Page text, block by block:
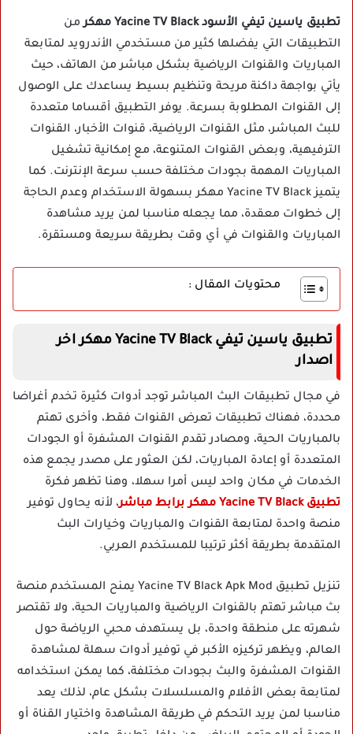
تطبيق ياسين تيفي الأسود Yacine TV Black مهكر
من
التطبيقات التي يفضلها كثير من مستخدمي الأندرويد لمتابعة
المباريات والقنوات الرياضية بشكل مباشر من الهاتف، حيث
يأتي بواجهة داكنة مريحة وتنظيم بسيط يساعدك على الوصول
إلى القنوات المطلوبة بسرعة. يوفر التطبيق أقساما متعددة
للبث المباشر، مثل القنوات الرياضية، قنوات الأخبار، القنوات
الترفيهية، وبعض القنوات المتنوعة، مع إمكانية تشغيل
المباريات المهمة بجودات مختلفة حسب سرعة الإنترنت. كما
يتميز Yacine TV Black مهكر بسهولة الاستخدام وعدم الحاجة
إلى خطوات معقدة، مما يجعله مناسبا لمن يريد مشاهدة
المباريات والقنوات في أي وقت بطريقة سريعة ومستقرة.
محتويات المقال :
تطبيق ياسين تيفي Yacine TV Black مهكر اخر
اصدار
في مجال تطبيقات البث المباشر توجد أدوات كثيرة تخدم أغراضا
محددة، فهناك تطبيقات تعرض القنوات فقط، وأخرى تهتم
بالمباريات الحية، ومصادر تقدم القنوات المشفرة أو الجودات
المتعددة أو إعادة المباريات، لكن العثور على مصدر يجمع هذه
الخدمات في مكان واحد ليس أمرا سهلا، وهنا تظهر فكرة
تطبيق Yacine TV Black مهكر برابط مباشر
، لأنه يحاول توفير
منصة واحدة لمتابعة القنوات والمباريات وخيارات البث
المتقدمة بطريقة أكثر ترتيبا للمستخدم العربي.
تنزيل تطبيق Yacine TV Black Apk Mod يمنح المستخدم منصة
بث مباشر تهتم بالقنوات الرياضية والمباريات الحية، ولا تقتصر
شهرته على منطقة واحدة، بل يستهدف محبي الرياضة حول
العالم، ويظهر تركيزه الأكبر في توفير أدوات سهلة لمشاهدة
القنوات المشفرة والبث بجودات مختلفة، كما يمكن استخدامه
لمتابعة بعض الأفلام والمسلسلات بشكل عام، لذلك يعد
مناسبا لمن يريد التحكم في طريقة المشاهدة واختيار القناة أو